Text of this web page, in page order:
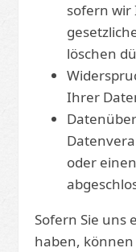
sofern
löschen
Ihrer
oder
Sofern Sie uns
haben, können